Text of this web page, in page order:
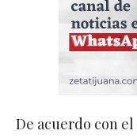
De acuerdo con